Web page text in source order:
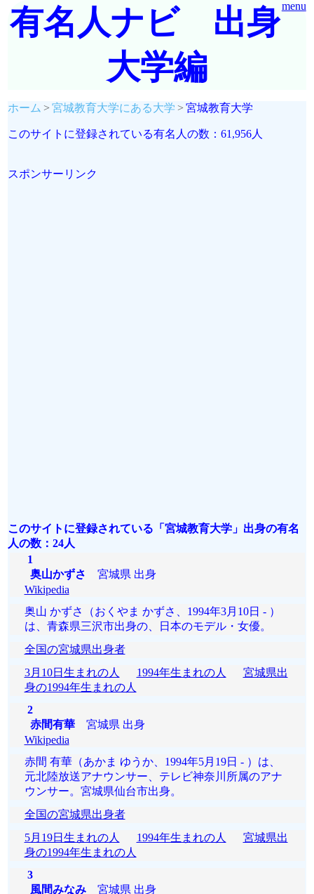
menu
有名人ナビ 出身
大学編
ホーム 宮城教育大学にある大学 宮城教育大学
このサイトに登録されている有名人の数：61,956人
スポンサーリンク
このサイトに登録されている「宮城教育大学」出身の有名
人の数：24人
1
奥山かずさ 宮城県 出身
Wikipedia
奥山 かずさ（おくやま かずさ、1994年3月10日 - ）
は、青森県三沢市出身の、日本のモデル・女優。
全国の宮城県出身者
3月10日生まれの人
1994年生まれの人
宮城県出
身の1994年生まれの人
2
赤間有華宮城県 出身
Wikipedia
赤間 有華（あかま ゆうか、1994年5月19日 - ）は、
元北陸放送アナウンサー、テレビ神奈川所属のアナ
ウンサー。宮城県仙台市出身。
全国の宮城県出身者
5月19日生まれの人
1994年生まれの人
宮城県出
身の1994年生まれの人
3
風間みなみ宮城県 出身